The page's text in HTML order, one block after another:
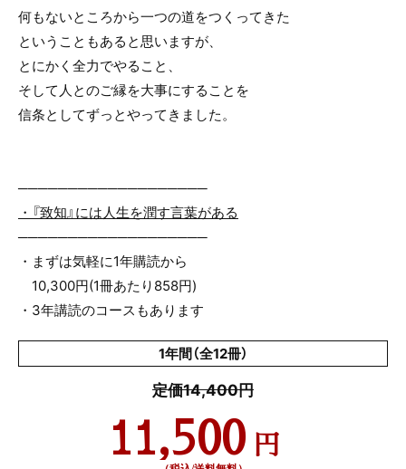
何もないところから一つの道をつくってきた
ということもあると思いますが、
とにかく全力でやること、
そして人とのご縁を大事にすることを
信条としてずっとやってきました。
───────────────────
・『致知』には人生を潤す言葉がある
───────────────────
・まずは気軽に1年購読から
10,300円(1冊あたり858円)
・3年講読のコースもあります
1年間（全12冊）
定価14,400円
11,500 円